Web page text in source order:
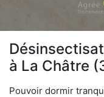
à La Châtre
Pouvoir dormir